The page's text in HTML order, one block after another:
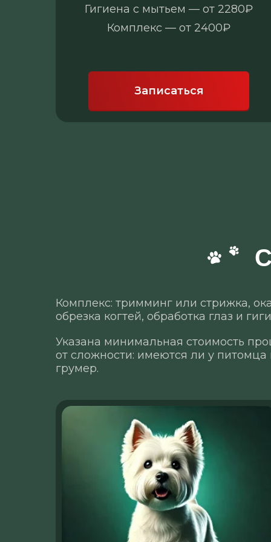
Гигиена с мытьем — от 2280₽
Комплекс — от 2400₽
Записаться
Указана минимальная стоимость
от сложности: имеются ли у
грумер.
Комплекс: тримминг или стрижка,
обрезка когтей, обработка глаз и